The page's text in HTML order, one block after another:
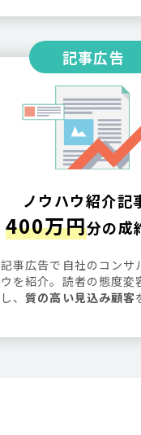
記事広告
ノウハウ紹介記
400万円分の成
記事広告で自社のコンサ
ウを紹介。読者の態度変
し、質の高い見込み顧客